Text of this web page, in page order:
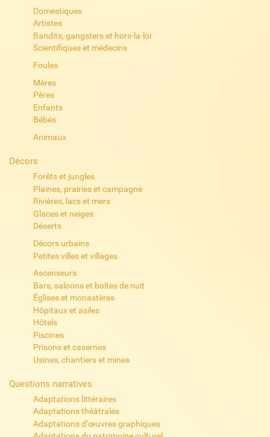
Domestiques
Artistes
Bandits, gangsters et hors-la-loi
Scientifiques et médecins
Foules
Mères
Pères
Enfants
Bébés
Animaux
Décors
Forêts et jungles
Plaines, prairies et campagne
Rivières, lacs et mers
Glaces et neiges
Déserts
Décors urbains
Petites villes et villages
Ascenseurs
Bars, saloons et boîtes de nuit
Églises et monastères
Hôpitaux et asiles
Hôtels
Piscines
Prisons et casernes
Usines, chantiers et mines
Questions narratives
Adaptations littéraires
Adaptations théâtrales
Adaptations d’œuvres graphiques